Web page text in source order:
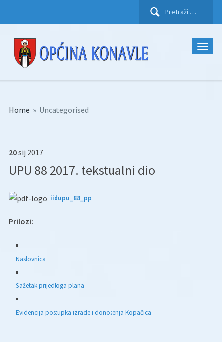
Pretraži:
Home » Uncategorised
20sij 2017
UPU 88 2017. tekstualni dio
iidupu_88_pp
Prilozi:
Naslovnica
Sažetak prijedloga plana
Evidencija postupka izrade i donosenja Kopačica